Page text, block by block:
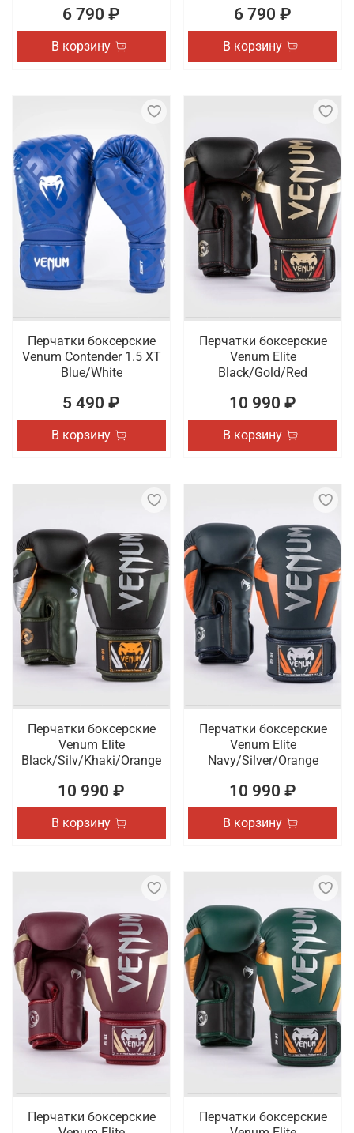
6 790 ₽
В корзину
6 790 ₽
В корзину
Перчатки боксерские
Venum Contender 1.5 XT
Blue/White
5 490 ₽
В корзину
Перчатки боксерские
Venum Elite
Black/Gold/Red
10 990 ₽
В корзину
Перчатки боксерские
Venum Elite
Black/Silv/Khaki/Orange
10 990 ₽
В корзину
Перчатки боксерские
Venum Elite
Navy/Silver/Orange
10 990 ₽
В корзину
Перчатки боксерские
Перчатки боксерские